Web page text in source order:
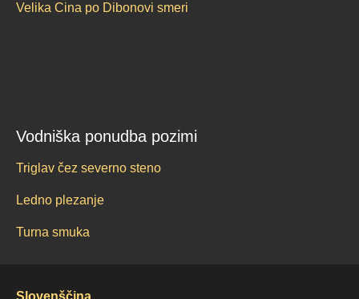
Velika Cina po Dibonovi smeri
Vodniška ponudba pozimi
Triglav čez severno steno
Ledno plezanje
Turna smuka